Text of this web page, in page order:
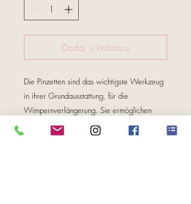
Dodaj u košaricu
Die Pinzetten sind das wichtigste Werkzeug
in ihrer Grundausstattung, für die
Wimpernverlängerung. Sie ermöglichen
Ihnen, präzise die Einzelwimpern zu
separieren oder zu Applikation